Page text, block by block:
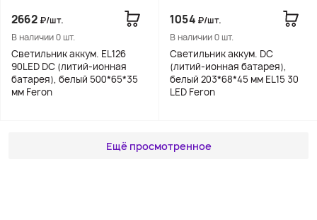
2662 ₽/шт.
В наличии 0 шт.
Светильник аккум. EL126
90LED DC (литий-ионная
батарея), белый 500*65*35
мм Feron
1054 ₽/шт.
В наличии 0 шт.
Светильник аккум. DC
(литий-ионная батарея),
белый 203*68*45 мм EL15 30
LED Feron
Ещё просмотренное